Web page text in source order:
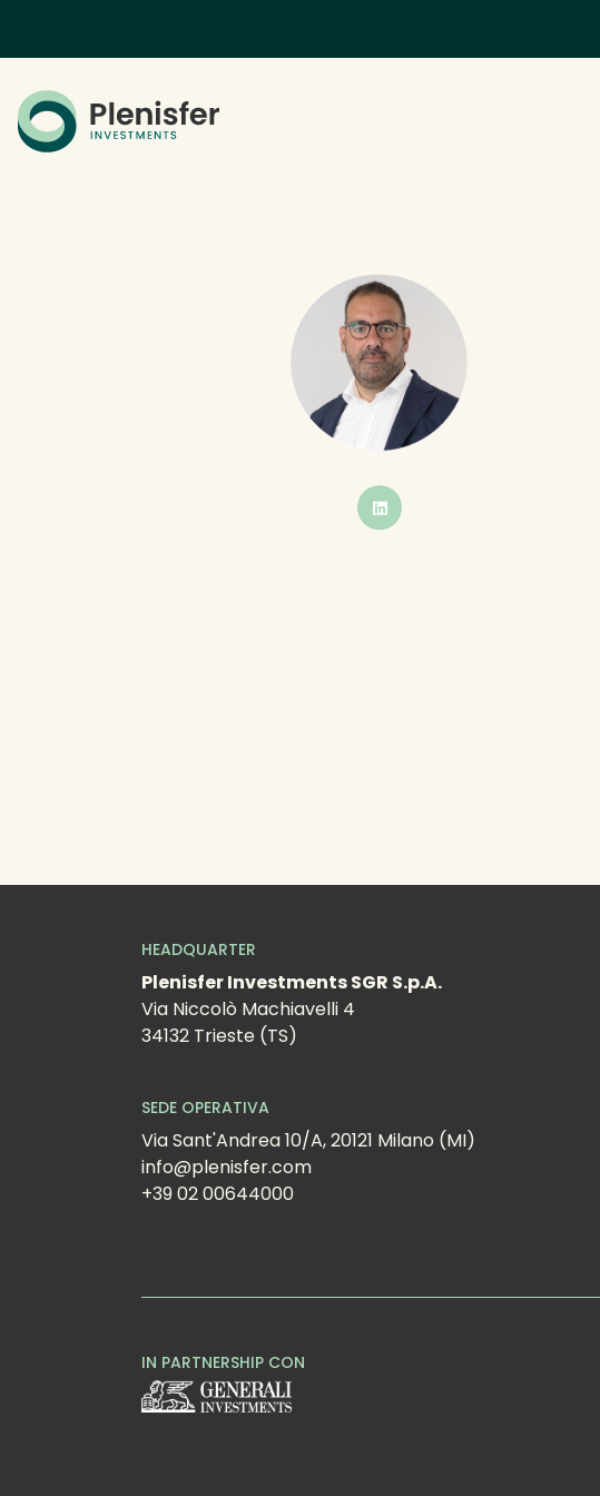
BUTTON
HEADQUARTER
Plenisfer Investments SGR S.p.A.
Via Niccolò Machiavelli 4
34132 Trieste (TS)
SEDE OPERATIVA
Via Sant'Andrea 10/A, 20121 Milano (MI)
info@plenisfer.com
+39 02 00644000
IN PARTNERSHIP CON